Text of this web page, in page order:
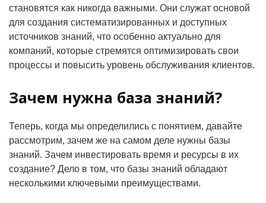
становятся как никогда важными. Они служат основой
для создания систематизированных и доступных
источников знаний, что особенно актуально для
компаний, которые стремятся оптимизировать свои
процессы и повысить уровень обслуживания клиентов.
Зачем нужна база знаний?
Теперь, когда мы определились с понятием, давайте
рассмотрим, зачем же на самом деле нужны базы
знаний. Зачем инвестировать время и ресурсы в их
создание? Дело в том, что базы знаний обладают
несколькими ключевыми преимуществами.